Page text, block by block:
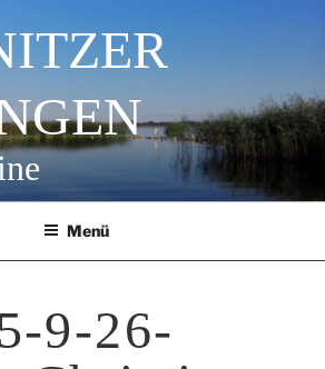
Menü
9-26-